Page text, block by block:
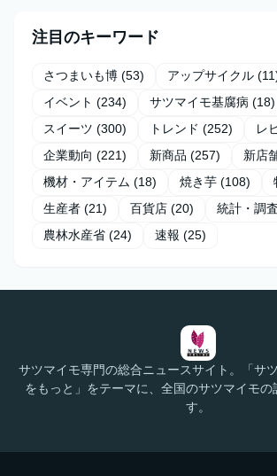
注目のキーワード
さつまいも博 (53) アップサイクル
イベント (234) サツマイモ基腐病 (18)
スイーツ (300) トレンド (252) レ
企業動向 (221) 新商品 (257) 新店
機材・アイテム (18) 焼き芋 (108)
生産者 (21) 百貨店 (20) 統計・調査
農林水産省 (24) 速報 (25)
サツマイモ専門の総合ニュースサイト。「サ
をもっと」をテーマに、全国のサツマイモの
す。